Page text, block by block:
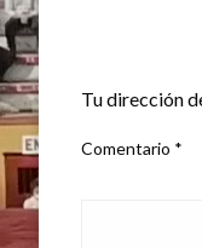
Tu dirección
Comentario *